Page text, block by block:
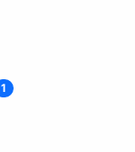
1